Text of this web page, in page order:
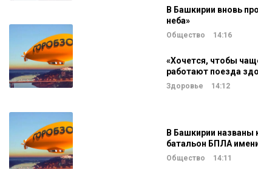
В Башкирии вновь
неба»
Общество 14:16
«Хочется, чтобы
работают поезда
Здоровье 14:12
В Башкирии названы
батальон БПЛА
Общество 14:11